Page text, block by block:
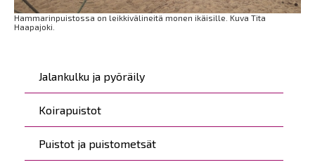
Päävalikko
Jalankulku ja pyöräily
Koirapuistot
Puistot ja puistometsät
Hammarinpuistossa on leikkivälineitä monen ikäisille. Kuva Tita
Haapajoki.